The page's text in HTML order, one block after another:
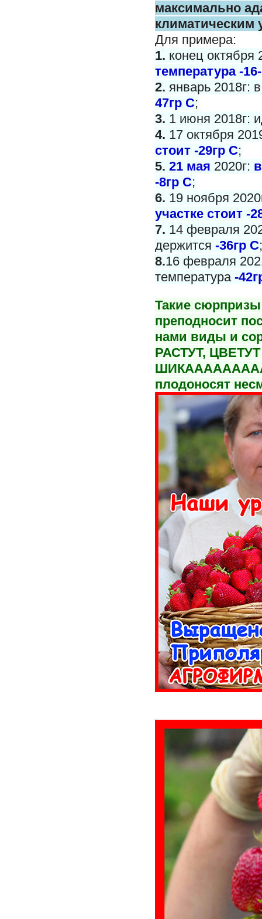
максимально
климатическим
Для примера:
1. конец октября
температура -
2. январь 2018г:
47гр С;
3. 1 июня 2018г:
4. 17 октября
стоит -29гр С;
5. 21 мая 2020г:
-8гр С;
6. 19 ноября
участке стоит -
7. 14 февраля
держится -36гр С;
8.16 февраля
температура -
Такие
преподносит
нами виды и
РАСТУТ,
плодоносят